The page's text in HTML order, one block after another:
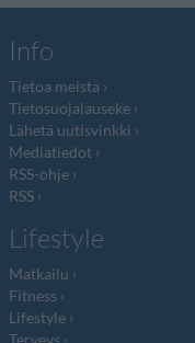
Info
Tietoa meistä
Tietosuojalauseke
Lähetä uutisvinkki
Mediatiedot
RSS-ohje
RSS
Lifestyle
Matkailu
Fitness
Lifestyle